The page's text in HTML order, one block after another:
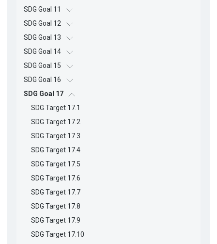
SDG Goal 11
SDG Goal 12
SDG Goal 13
SDG Goal 14
SDG Goal 15
SDG Goal 16
SDG Goal 17
SDG Target 17.1
SDG Target 17.2
SDG Target 17.3
SDG Target 17.4
SDG Target 17.5
SDG Target 17.6
SDG Target 17.7
SDG Target 17.8
SDG Target 17.9
SDG Target 17.10